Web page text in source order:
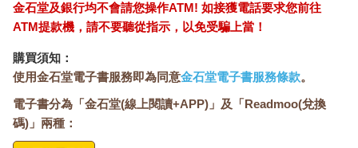
金石堂及銀行均不會請您操作ATM! 如接獲電話要求您前往
ATM提款機，請不要聽從指示，以免受騙上當！
購買須知：
使用金石堂電子書服務即為同意金石堂電子書服務條款。
電子書分為「金石堂(線上閱讀+APP)」及「Readmoo(兌換
碼)」兩種：